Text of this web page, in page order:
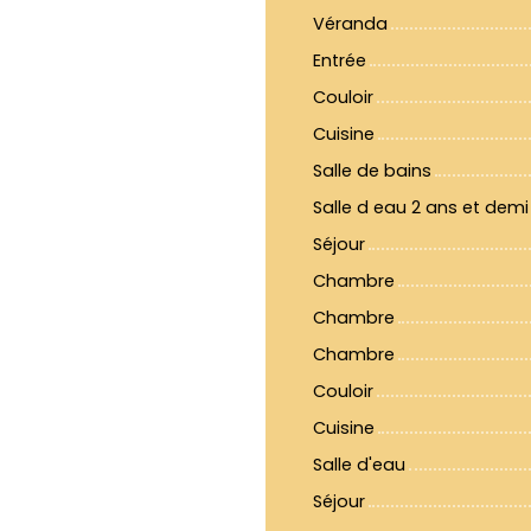
Véranda
Entrée
Couloir
Cuisine
Salle de bains
Salle d eau 2 ans et demi
Séjour
Chambre
Chambre
Chambre
Couloir
Cuisine
Salle d'eau
Séjour